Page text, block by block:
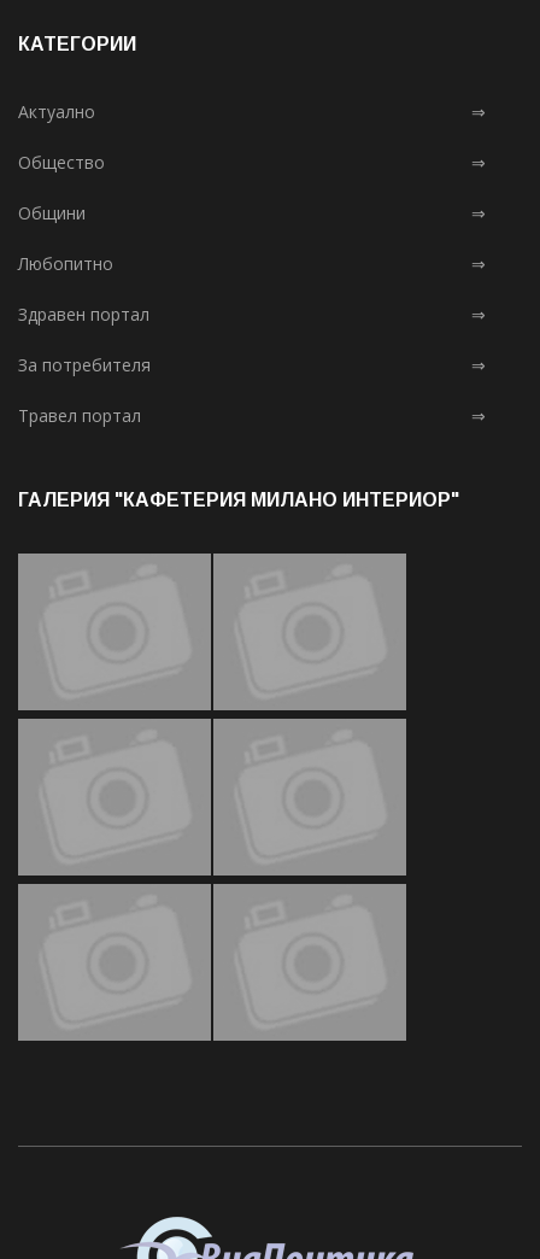
КАТЕГОРИИ
Актуално ⇒
Общество ⇒
Общини ⇒
Любопитно ⇒
Здравен портал ⇒
За потребителя ⇒
Травел портал ⇒
ГАЛЕРИЯ "КАФЕТЕРИЯ МИЛАНО ИНТЕРИОР"